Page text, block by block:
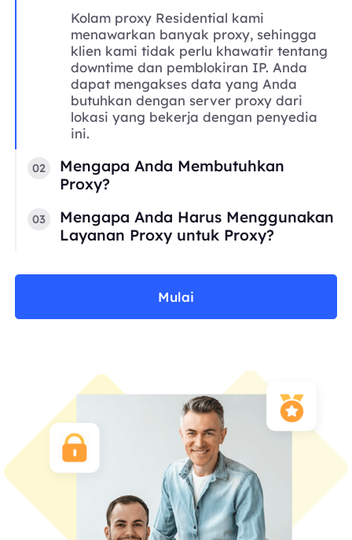
Kolam proxy Residential kami
menawarkan banyak proxy, sehingga
klien kami tidak perlu khawatir tentang
downtime dan pemblokiran IP. Anda
dapat mengakses data yang Anda
butuhkan dengan server proxy dari
lokasi yang bekerja dengan penyedia
ini.
02
Mengapa Anda Membutuhkan
Proxy?
03
Mengapa Anda Harus Menggunakan
Layanan Proxy untuk Proxy?
Mulai